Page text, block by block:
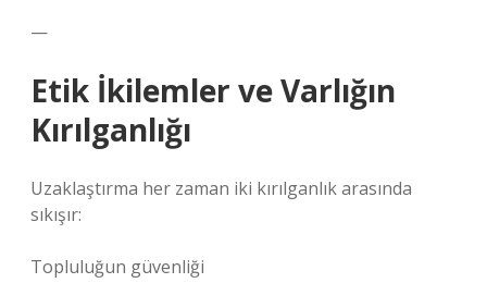
—
Etik İkilemler ve Varlığın
Kırılganlığı
Uzaklaştırma her zaman iki kırılganlık arasında
sıkışır:
Topluluğun güvenliği